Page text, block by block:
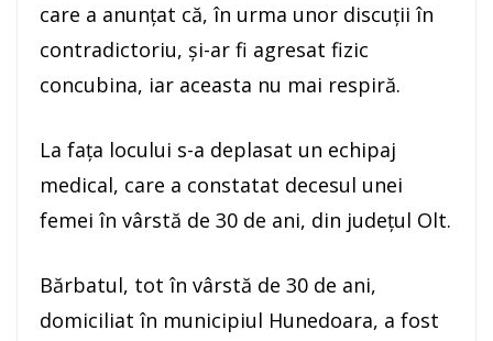
care a anunțat că, în urma unor discuții în
contradictoriu, și-ar fi agresat fizic
concubina, iar aceasta nu mai respiră.
La fața locului s-a deplasat un echipaj
medical, care a constatat decesul unei
femei în vârstă de 30 de ani, din județul Olt.
Bărbatul, tot în vârstă de 30 de ani,
domiciliat în municipiul Hunedoara, a fost